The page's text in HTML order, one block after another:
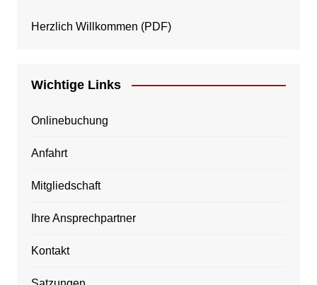
Herzlich Willkommen (PDF)
Wichtige Links
Onlinebuchung
Anfahrt
Mitgliedschaft
Ihre Ansprechpartner
Kontakt